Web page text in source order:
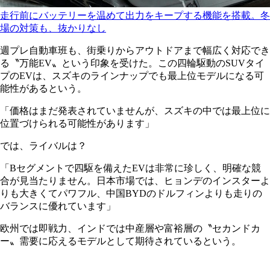
走行前にバッテリーを温めて出力をキープする機能を搭載。冬
場の対策も、抜かりなし
週プレ自動車班も、街乗りからアウトドアまで幅広く対応でき
る〝万能EV〟という印象を受けた。この四輪駆動のSUVタイ
プのEVは、スズキのラインナップでも最上位モデルになる可
能性があるという。
「価格はまだ発表されていませんが、スズキの中では最上位に
位置づけられる可能性があります」
では、ライバルは？
「Bセグメントで四駆を備えたEVは非常に珍しく、明確な競
合が見当たりません。日本市場では、ヒョンデのインスターよ
りも大きくてパワフル、中国BYDのドルフィンよりも走りの
バランスに優れています」
欧州では即戦力、インドでは中産層や富裕層の〝セカンドカ
ー〟需要に応えるモデルとして期待されているという。